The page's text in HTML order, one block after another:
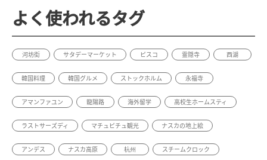
よく使われるタグ
河坊街 サタデーマーケット ピスコ 霊隠寺 西湖
韓国料理 韓国グルメ ストックホルム 永福寺
アマンファユン 龍陽路 海外留学 高校生ホームスティ
ラストサーズディ マチュピチュ観光 ナスカの地上絵
アンデス ナスカ高原 杭州 スチームクロック